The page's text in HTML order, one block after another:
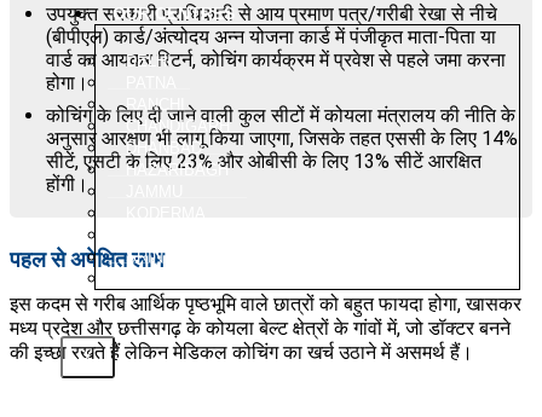
OUR CENTRES
DELHI
RANCHI
CHANDIGARH
DHANBAD
HAZARIBAGH
SRINAGAR
X
उपयुक्त सरकारी प्राधिकारी से आय प्रमाण पत्र/गरीबी रेखा से नीचे
(बीपीएल) कार्ड/अंत्योदय अन्न योजना कार्ड में पंजीकृत माता-पिता या
वार्ड का आयकर रिटर्न, कोचिंग कार्यक्रम में प्रवेश से पहले जमा करना
होगा।
कोचिंग के लिए दी जाने वाली कुल सीटों में कोयला मंत्रालय की नीति के
अनुसार आरक्षण भी लागू किया जाएगा, जिसके तहत एससी के लिए 14%
सीटें, एसटी के लिए 23% और ओबीसी के लिए 13% सीटें आरक्षित
होंगी।
पहल से अपेक्षित लाभ
इस कदम से गरीब आर्थिक पृष्ठभूमि वाले छात्रों को बहुत फायदा होगा, खासकर
मध्य प्रदेश और छत्तीसगढ़ के कोयला बेल्ट क्षेत्रों के गांवों में, जो डॉक्टर बनने
की इच्छा रखते हैं लेकिन मेडिकल कोचिंग का खर्च उठाने में असमर्थ हैं।